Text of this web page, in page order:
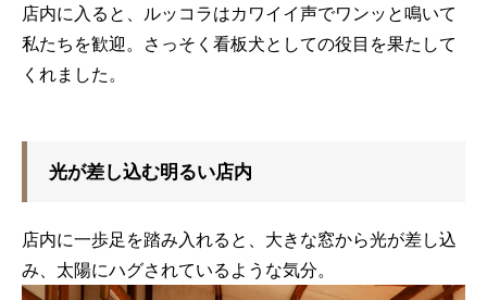
店内に入ると、ルッコラはカワイイ声でワンッと鳴いて
私たちを歓迎。さっそく看板犬としての役目を果たして
くれました。
光が差し込む明るい店内
店内に一歩足を踏み入れると、大きな窓から光が差し込
み、太陽にハグされているような気分。